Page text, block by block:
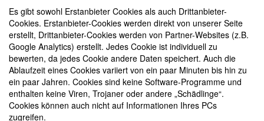
Es gibt sowohl Erstanbieter Cookies als auch Drittanbieter-
Cookies. Erstanbieter-Cookies werden direkt von unserer Seite
erstellt, Drittanbieter-Cookies werden von Partner-Websites (z.B.
Google Analytics) erstellt. Jedes Cookie ist individuell zu
bewerten, da jedes Cookie andere Daten speichert. Auch die
Ablaufzeit eines Cookies variiert von ein paar Minuten bis hin zu
ein paar Jahren. Cookies sind keine Software-Programme und
enthalten keine Viren, Trojaner oder andere „Schädlinge“.
Cookies können auch nicht auf Informationen Ihres PCs
zugreifen.